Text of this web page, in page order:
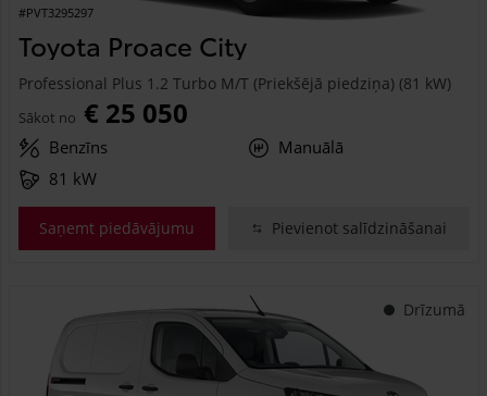
#PVT3295297
Toyota Proace City
Professional Plus 1.2 Turbo M/T (Priekšējā piedziņa) (81 kW)
Sākot no € 25 050
Benzīns
Manuālā
81 kW
Saņemt piedāvājumu Pievienot salīdzināšanai
Drīzumā